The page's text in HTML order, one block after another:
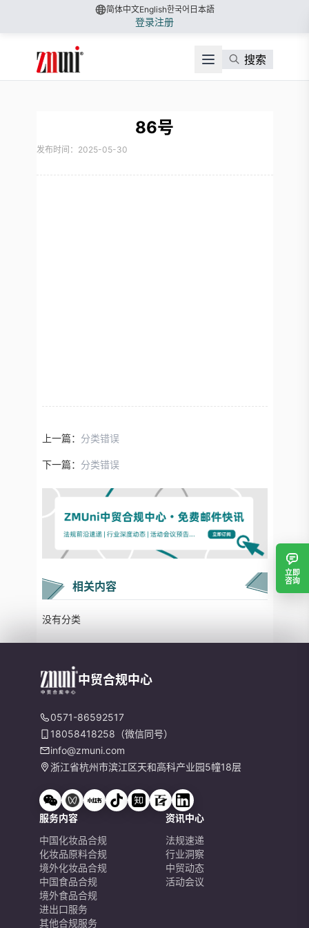
简体中文English한국어 日本語
登录注册
搜索
86号
发布时间：2025-05-30
上一篇： 分类错误
下一篇： 分类错误
相关内容
没有分类
立即
咨询
中贸合规中心
0571-86592517
18058418258（微信同号）
info@zmuni.com
浙江省杭州市滨江区天和高科产业园5幢18层
服务内容
中国化妆品合规
化妆品原料合规
境外化妆品合规
中国食品合规
境外食品合规
进出口服务
其他合规服务
资讯中心
法规速递
行业洞察
中贸动态
活动会议